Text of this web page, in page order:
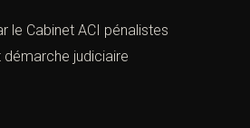
le Cabinet ACI pénalistes
judiciaire